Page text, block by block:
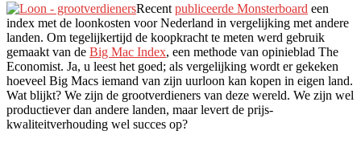
Recent publiceerde Monsterboard een
index met de loonkosten voor Nederland in vergelijking met andere
landen. Om tegelijkertijd de koopkracht te meten werd gebruik
gemaakt van de Big Mac Index, een methode van opinieblad The
Economist. Ja, u leest het goed; als vergelijking wordt er gekeken
hoeveel Big Macs iemand van zijn uurloon kan kopen in eigen land.
Wat blijkt? We zijn de grootverdieners van deze wereld. We zijn wel
productiever dan andere landen, maar levert de prijs-
kwaliteitverhouding wel succes op?